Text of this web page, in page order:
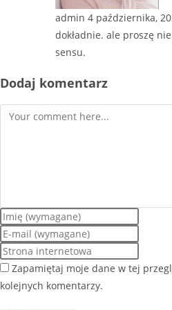
admin 4 października,
dokładnie. ale proszę
sensu.
Dodaj komentarz
Zapamiętaj moje dane w tej
kolejnych komentarzy.